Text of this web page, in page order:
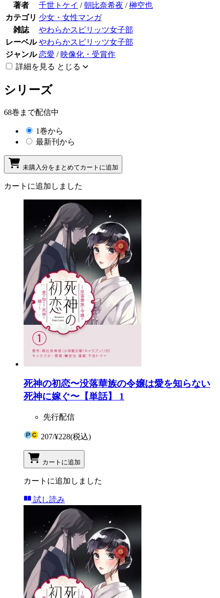
著者 千世トケイ /朝比奈希夜 /榊空也
カテゴリ 少女・女性マンガ
雑誌
やわらかスピリッツ女子部
レーベル やわらかスピリッツ女子部
ジャンル 恋愛 / 映像化・受賞作
詳細を見る とじる
シリーズ
68巻まで配信中
1巻から
最新刊から
未購入分をまとめてカートに追加
カートに追加しました
死神の初恋〜没落華族の令嬢は愛を知らない
死神に嫁ぐ〜【単話】 1
先行配信
207/¥228(税込)
カートに追加
カートに追加しました
試し読み